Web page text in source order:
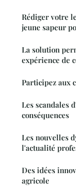
Rédiger votre
jeune sapeur
La solution
expérience de
Participez aux
Les scandales
conséquences
Les nouvelles
l'actualité
Des idées
agricole